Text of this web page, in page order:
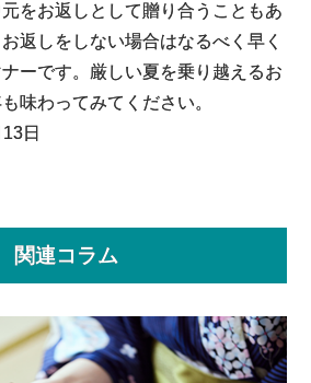
をお返しとして贈り合うこともあ
返しをしない場合はなるべく早く
ーです。厳しい夏を乗り越えるお
味わってみてください。
日
関連コラム